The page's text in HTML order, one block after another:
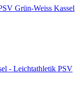
Grün-Weiss Kassel
PSV